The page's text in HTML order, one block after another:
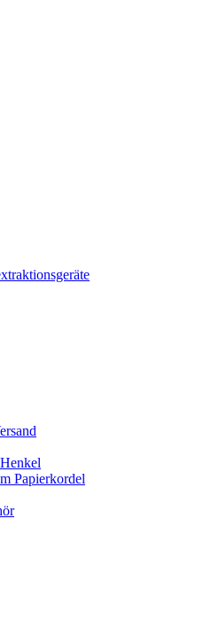
Papierkordel